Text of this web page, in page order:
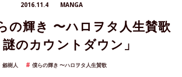
2016.11.4 MANGA
の輝き 〜ハロヲタ人生賛歌
のカウントダウン」
劔樹人 僕らの輝き 〜ハロヲタ人生賛歌